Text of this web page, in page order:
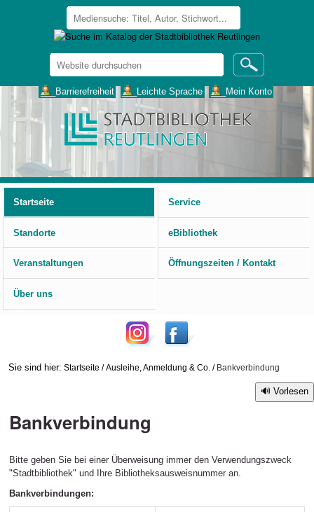
Website
durchsuchen
___Barrierefreiheit ___Leichte Sprache ___Mein Konto
Startseite
Service
Standorte eBibliothek
Veranstaltungen Öffnungszeiten / Kontakt
Über uns
Sie sind hier: Startseite /Ausleihe, Anmeldung & Co. / Bankverbindung
Vorlesen
Bankverbindung
Bitte geben Sie bei einer Überweisung immer den Verwendungszweck
"Stadtbibliothek" und Ihre Bibliotheksausweisnummer an.
Bankverbindungen: